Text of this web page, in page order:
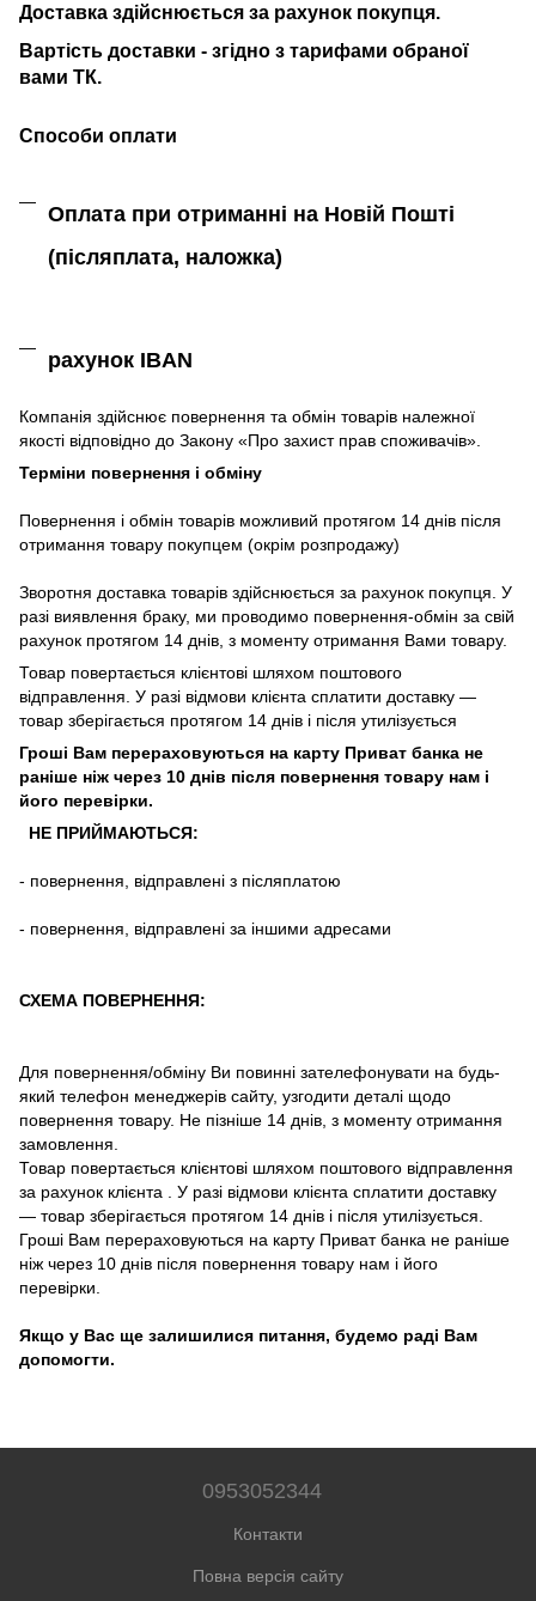
Доставка здійснюється за рахунок покупця.
Вартість доставки - згідно з тарифами обраної
вами ТК.
Способи оплати
Оплата при отриманні на Новій Пошті
(післяплата, наложка)
рахунок IBAN
Компанія здійснює повернення та обмін товарів належної
якості відповідно до Закону «Про захист прав споживачів»
Терміни повернення і обміну
Повернення і обмін товарів можливий протягом 14 днів після
отримання товару покупцем (окрім розпродажу)
Зворотня доставка товарів здійснюється за рахунок покупця У
разі виявлення браку, ми проводимо повернення-обмін за свій
рахунок протягом 14 днів з моменту отримання Вами товару.
Товар повертається клієнтові шляхом поштового
відправлення. У разі відмови клієнта сплатити доставку ―
товар зберігається протягом 14 днів і після утилізується
Гроші Вам перераховуються на карту Приват банка не
раніше ніж через 10 днів після повернення товару нам і
його перевірки.
НЕ ПРИЙМАЮТЬСЯ:
- повернення відправлені з післяплатою
- повернення відправлені за іншими адресами
СХЕМА ПОВЕРНЕННЯ:
Для повернення/обміну Ви повинні зателефонувати на будь-
який телефон менеджерів сайту, узгодити деталі щодо
повернення товару. Не пізніше 14 днів, з моменту отримання
замовлення.
Товар повертається клієнтові шляхом поштового відправлення
за рахунок клієнта . У разі відмови клієнта сплатити доставку
― товар зберігається протягом 14 днів і після утилізується.
Гроші Вам перераховуються на карту Приват банка не раніше
ніж через 10 днів після повернення товару нам і його
перевірки.
Якщо у Вас ще залишилися питання, будемо раді Вам
допомогти.
0953052344
Контакти
Повна версія сайту